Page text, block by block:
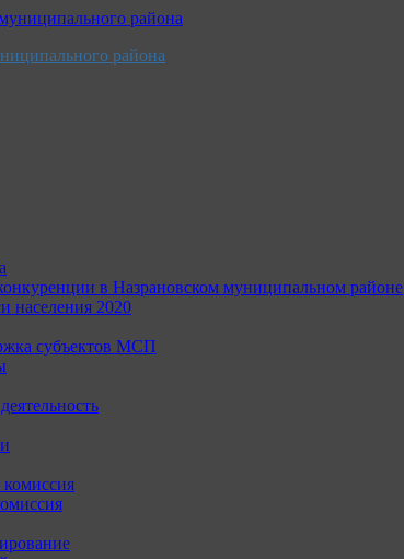
района
в Назрановском муниципальном районе
населения 2020
субъектов МСП
комиссия